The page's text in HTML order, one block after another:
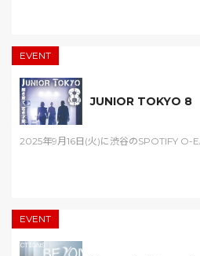
EVENT
JUNIOR TOKYO 8
2025年9月16日(火)に渋谷のSPOTIFY O-
EVENT